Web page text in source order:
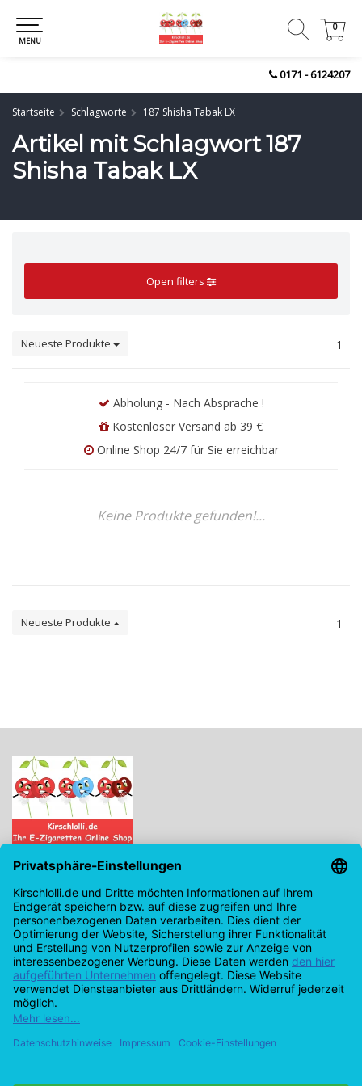
0171 - 6124207
0
0
MENU
Startseite Schlagworte 187 Shisha Tabak LX
Artikel mit Schlagwort 187
Shisha Tabak LX
Open filters
Neueste Produkte 1
Abholung - Nach Absprache !
Kostenloser Versand ab 39 €
Online Shop 24/7 für Sie erreichbar
Keine Produkte gefunden!...
Neueste Produkte 1
Kirschlolli.de - Ihr E-Zigaretten Online Shop
Kirchplatz 7, 96114 Hirschaid
0171 - 6124207
info@kirschlolli.de
USt-IdNr.: DE321609131
Kundendienst